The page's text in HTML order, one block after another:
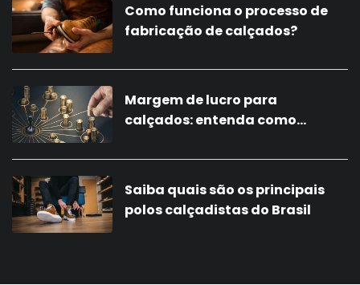
Como funciona o processo de
fabricação de calçados?
Margem de lucro para
calçados: entenda como
Saiba quais são os principais
polos calçadistas do Brasil